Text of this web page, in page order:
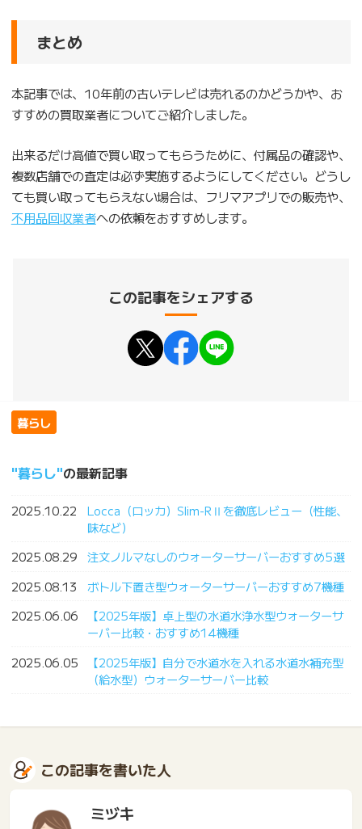
まとめ
本記事では、10年前の古いテレビは売れるのかどうかや、お
すすめの買取業者についてご紹介しました。
出来るだけ高値で買い取ってもらうために、付属品の確認や、
複数店舗での査定は必ず実施するようにしてください。どうし
ても買い取ってもらえない場合は、フリマアプリでの販売や、
不用品回収業者への依頼をおすすめします。
この記事をシェアする
暮らし
暮らし の最新記事
2025.10.22
Locca（ロッカ）Slim-RⅡを徹底レビュー（性能、
味など）
2025.08.29
注文ノルマなしのウォーターサーバーおすすめ5選
2025.08.13
ボトル下置き型ウォーターサーバーおすすめ7機種
2025.06.06
【2025年版】卓上型の水道水浄水型ウォーターサ
ーバー比較・おすすめ14機種
2025.06.05
【2025年版】自分で水道水を入れる水道水補充型
（給水型）ウォーターサーバー比較
この記事を書いた人
ミヅキ